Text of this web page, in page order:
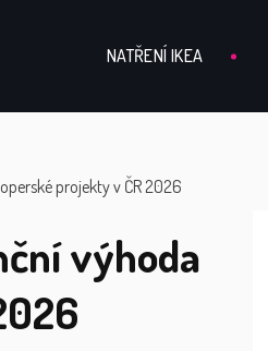
NATŘENÍ IKEA
projekty v ČR 2026
výhoda